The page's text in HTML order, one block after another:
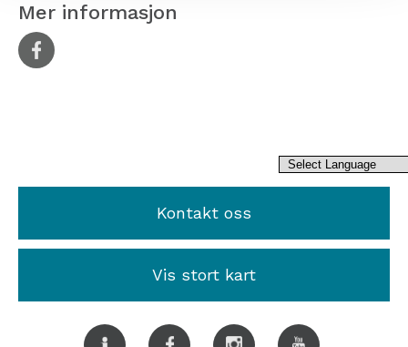
Mer informasjon
Facebook
Kontakt oss
Vis stort kart